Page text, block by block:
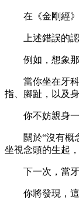
在《金剛經》的
上述錯誤的認
例如，想象那
當你坐在牙科
指、腳趾，以及
你不妨親身一
關於“沒有概念
坐視念頭的生起
下一次，當牙
你將發現，這